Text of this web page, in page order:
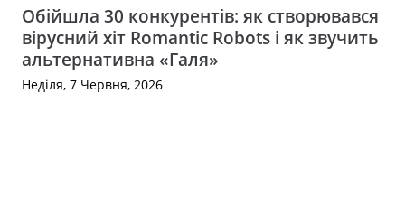
Обійшла 30 конкурентів: як створювався
вірусний хіт Romantic Robots і як звучить
альтернативна «Галя»
Неділя, 7 Червня, 2026